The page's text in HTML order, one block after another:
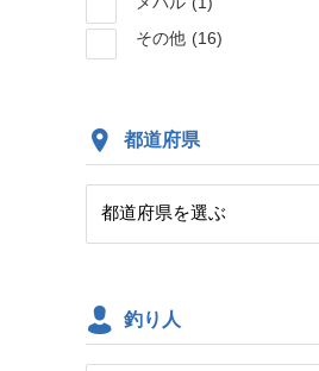
その他 (16)
都道府県
釣り人